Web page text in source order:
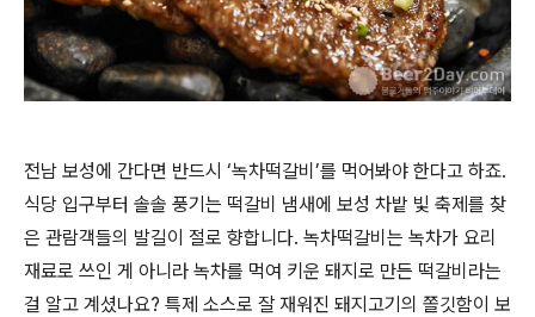
전남 보성에 간다면 반드시 ‘녹차떡갈비’를 먹어봐야 한다고 하죠.
식당 입구부터 솔솔 풍기는 떡갈비 냄새에 보성 차밭 빛 축제를 찾
은 관람객들의 발길이 절로 향합니다. 녹차떡갈비는 녹차가 요리
재료로 쓰인 게 아니라 녹차를 먹여 키운 돼지로 만든 떡갈비라는
걸 알고 계셨나요? 특제 소스로 잘 재워진 돼지고기의 쫄깃함이 보